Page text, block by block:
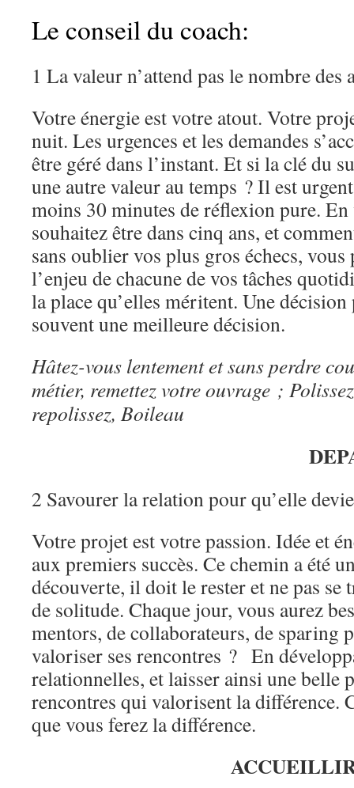
Le conseil du coach:
1 La valeur n’attend pas le nombre des
Votre énergie est votre atout. Votre
nuit. Les urgences et les demandes
être géré dans l’instant. Et si la clé du
une autre valeur au temps ? Il est
moins 30 minutes de réflexion pure.
souhaitez être dans cinq ans, et
sans oublier vos plus gros échecs,
l’enjeu de chacune de vos tâches
la place qu’elles méritent. Une
souvent une meilleure décision.
Hâtez-vous lentement et sans perdre
métier, remettez votre ouvrage ;
repolissez, Boileau
2 Savourer la relation pour qu’elle
Votre projet est votre passion. Idée et
aux premiers succès. Ce chemin a été
découverte, il doit le rester et ne pas
de solitude. Chaque jour, vous aurez
mentors, de collaborateurs, de sparing
valoriser ses rencontres ? En
relationnelles, et laisser ainsi une belle
rencontres qui valorisent la différence.
que vous ferez la différence.